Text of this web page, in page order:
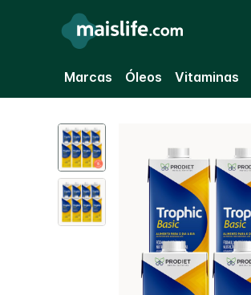
Marcas Óleos Vitaminas